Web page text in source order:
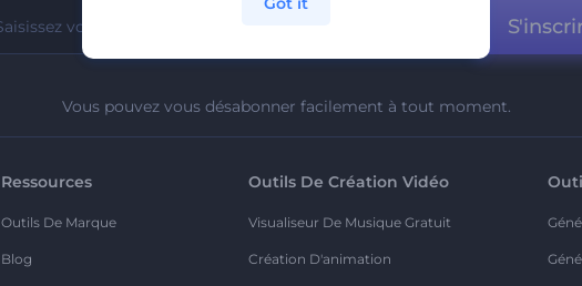
Vous pouvez vous désabonner facilement à tout moment.
Ressources
Outils De Marque
Blog
Outils De Création Vidéo
Visualiseur De Musique Gratuit
Création D'animation